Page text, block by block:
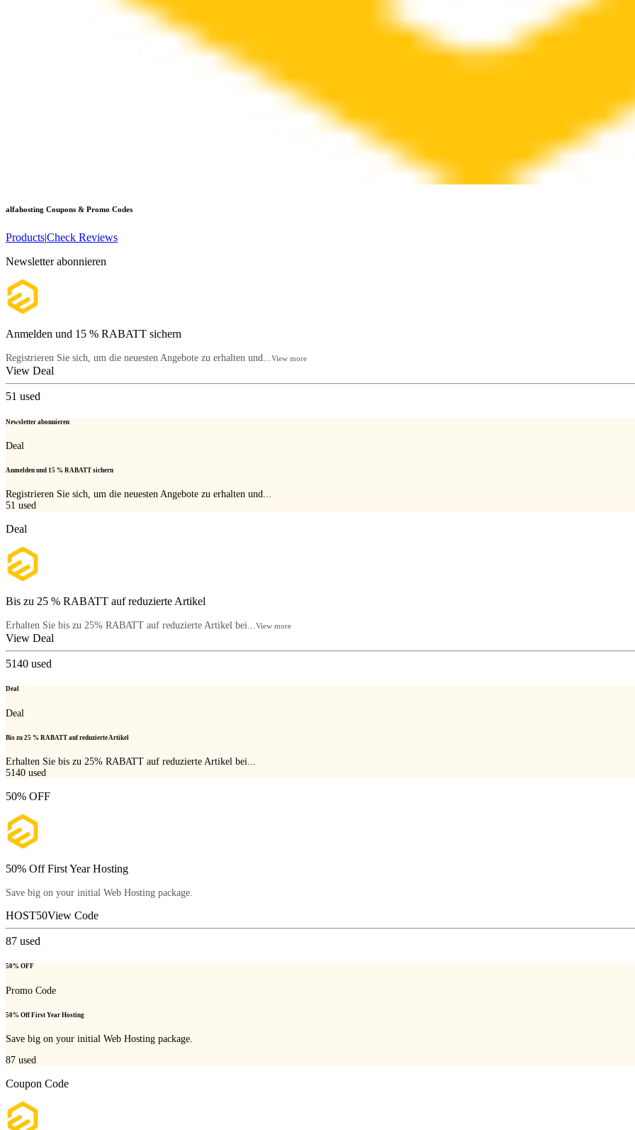
alfahosting Coupons & Promo Codes
Products|Check Reviews
Newsletter abonnieren
Anmelden und 15 % RABATT sichern
Registrieren Sie sich, um die neuesten Angebote zu erhalten und...View more
View Deal
51 used
Newsletter abonnieren
Deal
Anmelden und 15 % RABATT sichern
Registrieren Sie sich, um die neuesten Angebote zu erhalten und...
51 used
Deal
Bis zu 25 % RABATT auf reduzierte Artikel
Erhalten Sie bis zu 25% RABATT auf reduzierte Artikel bei...View more
View Deal
5140 used
Deal
Deal
Bis zu 25 % RABATT auf reduzierte Artikel
Erhalten Sie bis zu 25% RABATT auf reduzierte Artikel bei...
5140 used
50% OFF
50% Off First Year Hosting
Save big on your initial Web Hosting package.
HOST50View Code
87 used
50% OFF
Promo Code
50% Off First Year Hosting
Save big on your initial Web Hosting package.
87 used
Coupon Code